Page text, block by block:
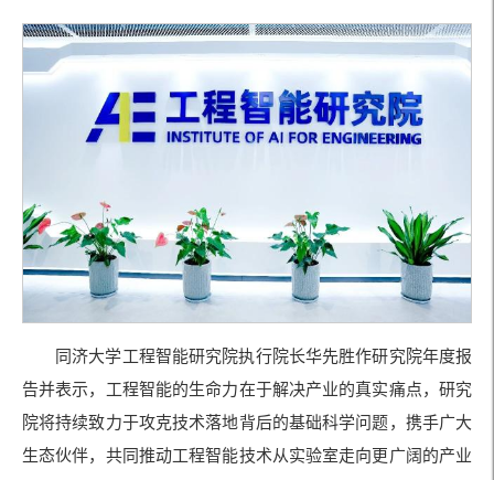
同济大学工程智能研究院执行院长华先胜作研究院年度报
告并表示，工程智能的生命力在于解决产业的真实痛点，研究
院将持续致力于攻克技术落地背后的基础科学问题，携手广大
生态伙伴，共同推动工程智能技术从实验室走向更广阔的产业